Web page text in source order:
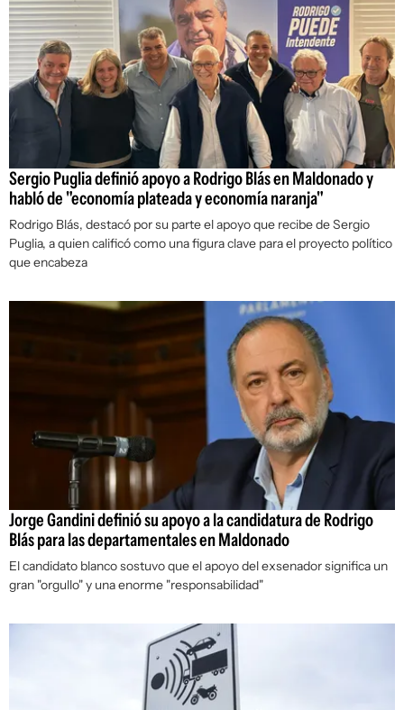
Sergio Puglia definió apoyo a Rodrigo Blás en Maldonado y
habló de "economía plateada y economía naranja"
Rodrigo Blás, destacó por su parte el apoyo que recibe de Sergio
Puglia, a quien calificó como una figura clave para el proyecto político
que encabeza
Jorge Gandini definió su apoyo a la candidatura de Rodrigo
Blás para las departamentales en Maldonado
El candidato blanco sostuvo que el apoyo del exsenador significa un
gran "orgullo" y una enorme "responsabilidad"